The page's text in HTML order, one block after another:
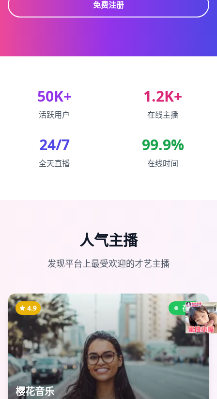
免费注册
50K+
活跃用户
1.2K+
在线主播
24/7
全天直播
99.9%
在线时间
人气主播
发现平台上最受欢迎的才艺主播
在线
4.9
樱花音乐